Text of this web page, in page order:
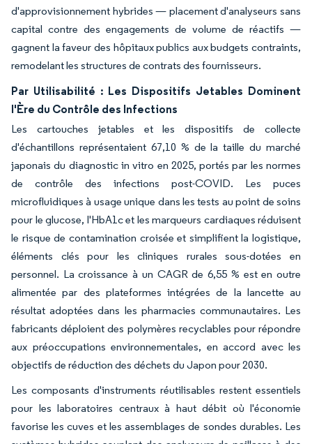
d'approvisionnement hybrides — placement d'analyseurs sans
capital contre des engagements de volume de réactifs —
gagnent la faveur des hôpitaux publics aux budgets contraints,
remodelant les structures de contrats des fournisseurs.
Par Utilisabilité : Les Dispositifs Jetables Dominent
l'Ère du Contrôle des Infections
Les cartouches jetables et les dispositifs de collecte
d'échantillons représentaient 67,10 % de la taille du marché
japonais du diagnostic in vitro en 2025, portés par les normes
de contrôle des infections post-COVID. Les puces
microfluidiques à usage unique dans les tests au point de soins
pour le glucose, l'HbA1c et les marqueurs cardiaques réduisent
le risque de contamination croisée et simplifient la logistique,
éléments clés pour les cliniques rurales sous-dotées en
personnel. La croissance à un CAGR de 6,55 % est en outre
alimentée par des plateformes intégrées de la lancette au
résultat adoptées dans les pharmacies communautaires. Les
fabricants déploient des polymères recyclables pour répondre
aux préoccupations environnementales, en accord avec les
objectifs de réduction des déchets du Japon pour 2030.
Les composants d'instruments réutilisables restent essentiels
pour les laboratoires centraux à haut débit où l'économie
favorise les cuves et les assemblages de sondes durables. Les